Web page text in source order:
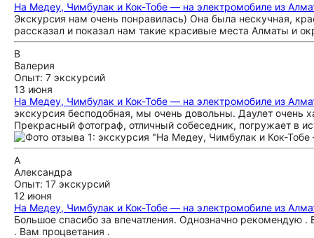
На Медеу, Чимбулак и Кок-Тобе — на электромобиле из
Экскурсия нам очень понравилась) Она была нескучная,
рассказал и показал нам такие красивые места Алматы и
В
Валерия
Опыт: 7 экскурсий
13 июня
На Медеу, Чимбулак и Кок-Тобе — на электромобиле из
экскурсия бесподобная, мы очень довольны. Даулет очень
Прекрасный фотограф, отличный собеседник, погружает в
А
Александра
Опыт: 17 экскурсий
12 июня
На Медеу, Чимбулак и Кок-Тобе — на электромобиле из
Большое спасибо за впечатления. Однозначно рекомендую
. Вам процветания .